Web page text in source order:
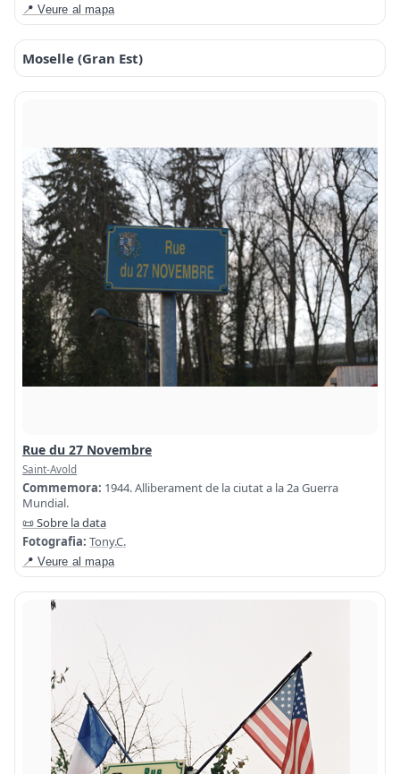
📍 Veure al mapa
Moselle (Gran Est)
Rue du 27 Novembre
Saint-Avold
Commemora: 1944. Alliberament de la ciutat a la 2a Guerra
Mundial.
📜 Sobre la data
Fotografia: Tony.C.
📍 Veure al mapa